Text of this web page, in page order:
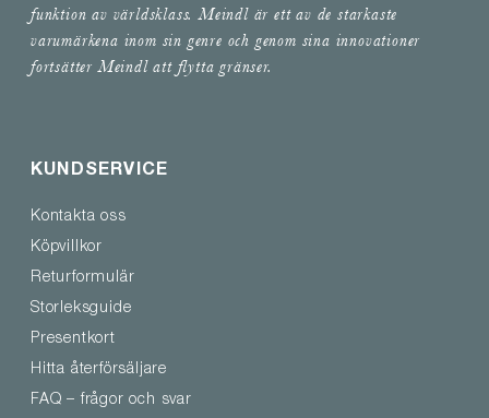
funktion av världsklass. Meindl är ett av de starkaste
varumärkena inom sin genre och genom sina innovationer
fortsätter Meindl att flytta gränser.
KUNDSERVICE
Kontakta oss
Köpvillkor
Returformulär
Storleksguide
Presentkort
Hitta återförsäljare
FAQ – frågor och svar